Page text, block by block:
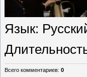
Язык:
Всего комментариев: 0